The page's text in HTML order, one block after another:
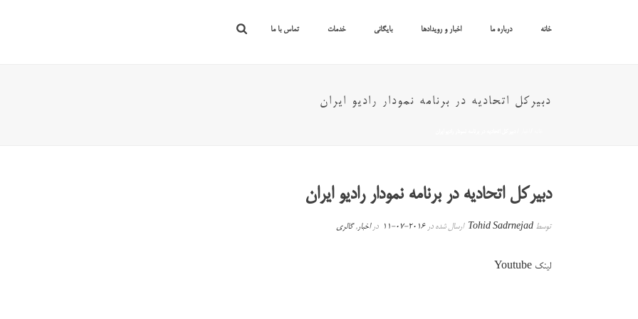
خانه درباره ما اخبار و رویدادها بایگانی خدمات تماس با ما
دبیرکل اتحادیه در برنامه نمودار رادیو ایران
دبیرکل اتحادیه در برنامه نمودار رادیو ایران
توسط Tohid Sadrnejad ارسال شده در2016-07-11 دراخبار,گالری
لینک Youtube